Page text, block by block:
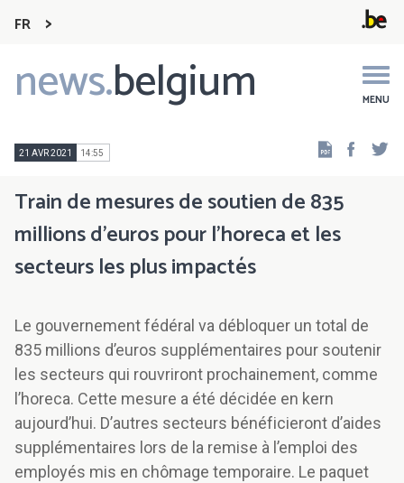
FR
news.belgium MENU
Main
navigation
21 AVR 2021 14:55
Train de mesures de soutien de 835
millions d’euros pour l’horeca et les
secteurs les plus impactés
Le gouvernement fédéral va débloquer un total de
835 millions d’euros supplémentaires pour soutenir
les secteurs qui rouvriront prochainement, comme
l’horeca. Cette mesure a été décidée en kern
aujourd’hui. D’autres secteurs bénéficieront d’aides
supplémentaires lors de la remise à l’emploi des
employés mis en chômage temporaire. Le paquet